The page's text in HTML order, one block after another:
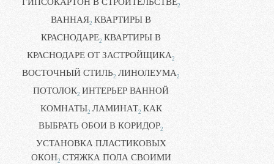
2
ВАННАЯ2 КВАРТИРЫ В
КРАСНОДАРЕ2 КВАРТИРЫ В
КРАСНОДАРЕ ОТ ЗАСТРОЙЩИКА2
ВОСТОЧНЫЙ СТИЛЬ2 ЛИНОЛЕУМА2
ПОТОЛОК2 ИНТЕРЬЕР ВАННОЙ
КОМНАТЫ2 ЛАМИНАТ2 КАК
ВЫБРАТЬ ОБОИ В КОРИДОР2
УСТАНОВКА ПЛАСТИКОВЫХ
ОКОН2 СТЯЖКА ПОЛА СВОИМИ